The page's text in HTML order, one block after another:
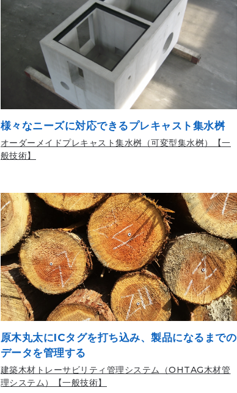
様々なニーズに対応できるプレキャスト集水桝
オーダーメイドプレキャスト集水桝（可変型集水桝）【一
般技術】
原木丸太にICタグを打ち込み、製品になるまでの
データを管理する
建築木材トレーサビリティ管理システム（OHTAG木材管
理システム）【一般技術】